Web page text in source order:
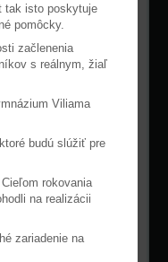
tak isto poskytuje
pomôcky.
začlenenia
s reálnym, žiaľ
Viliama
budú slúžiť pre
rokovania
na realizácii
zariadenie na